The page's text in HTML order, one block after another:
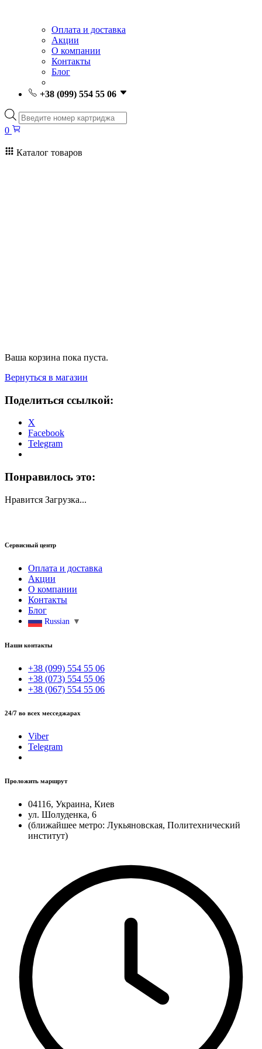
Оплата и доставка
Акции
О компании
Контакты
Блог
+38 (099) 554 55 06
Поиск
товаров
0
Каталог товаров
Ваша корзина пока пуста.
Вернуться в магазин
Поделиться ссылкой:
X
Facebook
Telegram
Понравилось это:
Нравится Загрузка...
Сервисный центр
Оплата и доставка
Акции
О компании
Контакты
Блог
Russian ▼
Наши контакты
+38 (099) 554 55 06
+38 (073) 554 55 06
+38 (067) 554 55 06
24/7 во всех месседжарах
Viber
Telegram
Проложить маршрут
04116, Украина, Киев
ул. Шолуденка, 6
(ближайшее метро: Лукьяновская, Политехнический
институт)